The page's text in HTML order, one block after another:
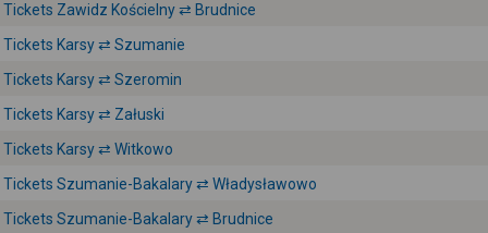
Tickets Zawidz Kościelny ⇄ Brudnice
Tickets Karsy ⇄ Szumanie
Tickets Karsy ⇄ Szeromin
Tickets Karsy ⇄ Załuski
Tickets Karsy ⇄ Witkowo
Tickets Szumanie-Bakalary ⇄ Władysławowo
Tickets Szumanie-Bakalary ⇄ Brudnice